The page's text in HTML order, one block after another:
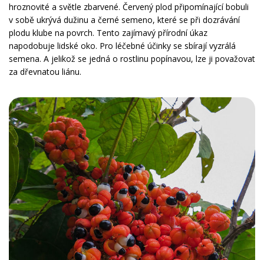
hroznovité a světle zbarvené. Červený plod připomínající bobuli
v sobě ukrývá dužinu a černé semeno, které se při dozrávání
plodu klube na povrch. Tento zajímavý přírodní úkaz
napodobuje lidské oko. Pro léčebné účinky se sbírají vyzrálá
semena. A jelikož se jedná o rostlinu popínavou, lze ji považovat
za dřevnatou liánu.